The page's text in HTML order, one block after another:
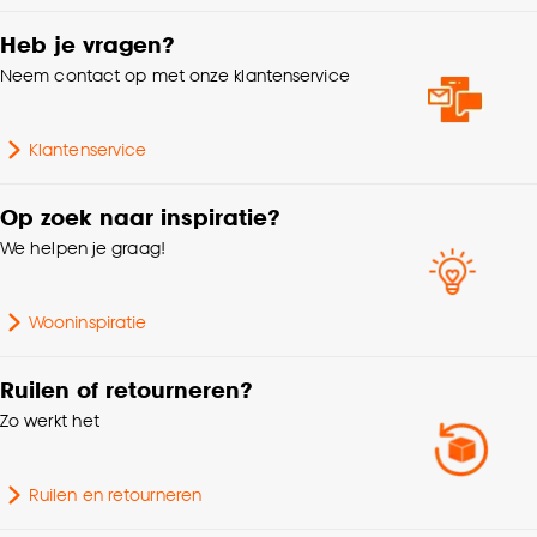
kan aanpassen, bekijk hiervoor onze
cookieverklaring.
Aantal lichtbronnen
Interieurstijl Modern, Industrieel
Gewicht
Wattage
Heb je vragen?
Neem contact op met onze klantenservice
Klantenservice
Op zoek naar inspiratie?
We helpen je graag!
Wooninspiratie
Ruilen of retourneren?
Zo werkt het
Ruilen en retourneren